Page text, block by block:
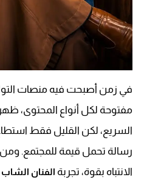
في زمن أصبحت فيه منصات
مفتوحة لكل أنواع المحتوى، ظهر
السريع، لكن القليل فقط استطاع
رسالة تحمل قيمة للمجتمع. ومن
الانتباه بقوة، تجربة الفنان الشاب